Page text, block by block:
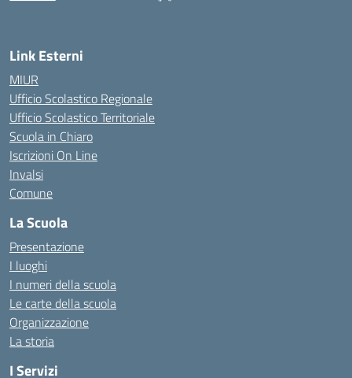
Link Esterni
MIUR
Ufficio Scolastico Regionale
Ufficio Scolastico Territoriale
Scuola in Chiaro
Iscrizioni On Line
Invalsi
Comune
La Scuola
Presentazione
I luoghi
I numeri della scuola
Le carte della scuola
Organizzazione
La storia
I Servizi